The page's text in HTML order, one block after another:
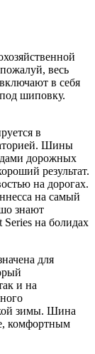
весь
в себя
шиповку.
в
Шины
дорожных
результат.
на дорогах.
на самый
знают
на болидах
для
и на
зимы. Шина
комфортным